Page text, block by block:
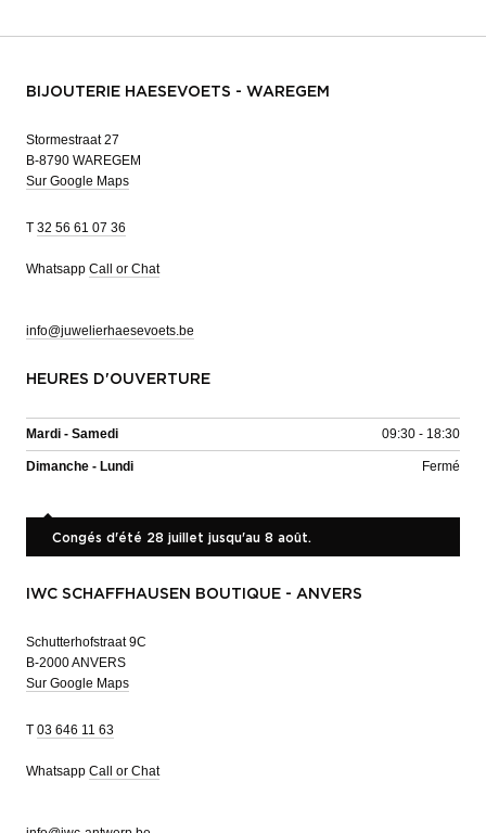
BIJOUTERIE HAESEVOETS - WAREGEM
Stormestraat 27
B-8790 WAREGEM
Sur Google Maps
T 32 56 61 07 36
Whatsapp Call or Chat
info@juwelierhaesevoets.be
HEURES D'OUVERTURE
Mardi - Samedi 09:30 - 18:30
Dimanche - Lundi Fermé
Congés d'été 28 juillet jusqu'au 8 août.
IWC SCHAFFHAUSEN BOUTIQUE - ANVERS
Schutterhofstraat 9C
B-2000 ANVERS
Sur Google Maps
T 03 646 11 63
Whatsapp Call or Chat